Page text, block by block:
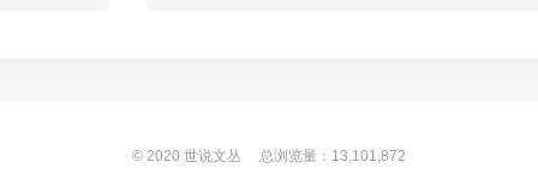
© 2020 世说文丛 总浏览量：13,101,872